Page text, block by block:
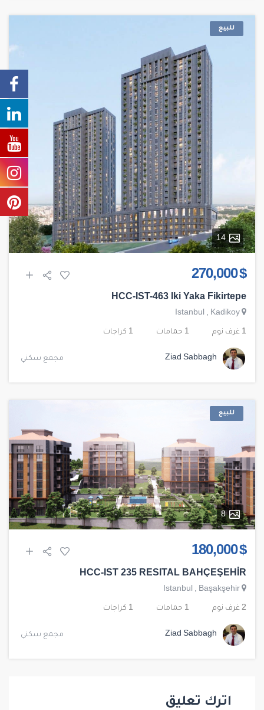
للبيع
14
$ 270,000
HCC-IST-463 Iki Yaka Fikirtepe
Istanbul , Kadikoy
1 غرف نوم 1 حمامات 1 كراجات
Ziad Sabbagh مجمع سكني
للبيع
8
$ 180,000
HCC-IST 235 RESITAL BAHÇEŞEHİR
Istanbul , Başakşehir
2 غرف نوم 1 حمامات 1 كراجات
Ziad Sabbagh مجمع سكني
اترك تعليق